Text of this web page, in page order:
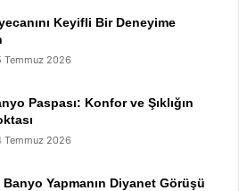
Keyifli Bir Deneyime
Temmuz 2026
Paspası: Konfor ve Şıklığın
Temmuz 2026
Yapmanın Diyanet Görüşü